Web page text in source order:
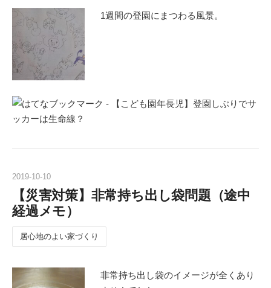
1週間の登園にまつわる風景。
2019-10-10
【災害対策】非常持ち出し袋問題（途中
経過メモ）
居心地のよい家づくり
非常持ち出し袋のイメージが全くあり